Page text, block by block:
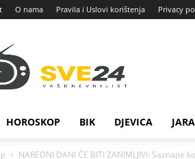
O nama Pravila i Uslovi korištenja Privacy
HOROSKOP BIK DJEVICA
NAREDNI DANI ĆE BITI ZANIMLJIVI: